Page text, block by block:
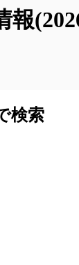
報
検索